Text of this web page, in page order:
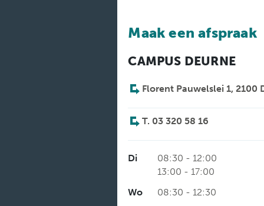
Maak een afspraak
CAMPUS DEURNE
Florent Pauwelslei 1, 2100
T. 03 320 58 16
Di
08:30 - 12:00
13:00 - 17:00
Wo
08:30 - 12:30